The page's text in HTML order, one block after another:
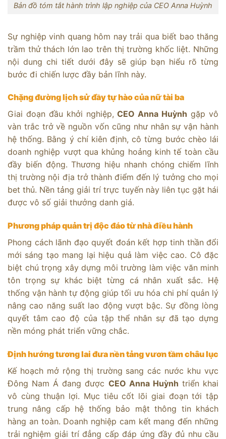
Bản đồ tóm tắt hành trình lập nghiệp của CEO Anna Huỳnh
Sự nghiệp vinh quang hôm nay trải qua biết bao thăng
trầm thử thách lớn lao trên thị trường khốc liệt. Những
nội dung chi tiết dưới đây sẽ giúp bạn hiểu rõ từng
bước đi chiến lược đầy bản lĩnh này.
Chặng đường lịch sử đầy tự hào của nữ tài ba
Giai đoạn đầu khởi nghiệp,CEO Anna Huỳnh gặp vô
vàn trắc trở về nguồn vốn cũng như nhân sự vận hành
hệ thống. Bằng ý chí kiên định, cô từng bước chèo lái
doanh nghiệp vượt qua khủng hoảng kinh tế toàn cầu
đầy biến động. Thương hiệu nhanh chóng chiếm lĩnh
thị trường nội địa trở thành điểm đến lý tưởng cho mọi
bet thủ. Nền tảng giải trí trực tuyến này liên tục gặt hái
được vô số giải thưởng danh giá.
Phương pháp quản trị độc đáo từ nhà điều hành
Phong cách lãnh đạo quyết đoán kết hợp tinh thần đổi
mới sáng tạo mang lại hiệu quả làm việc cao. Cô đặc
biệt chú trọng xây dựng môi trường làm việc văn minh
tôn trọng sự khác biệt từng cá nhân xuất sắc. Hệ
thống vận hành tự động giúp tối ưu hóa chi phí quản lý
nâng cao năng suất lao động vượt bậc. Sự đồng lòng
quyết tâm cao độ của tập thể nhân sự đã tạo dựng
nền móng phát triển vững chắc.
Định hướng tương lai đưa nền tảng vươn tầm châu lục
Kế hoạch mở rộng thị trường sang các nước khu vực
Đông Nam Á đang được CEO Anna Huỳnh triển khai
vô cùng thuận lợi. Mục tiêu cốt lõi giai đoạn tới tập
trung nâng cấp hệ thống bảo mật thông tin khách
hàng an toàn. Doanh nghiệp cam kết mang đến những
trải nghiệm giải trí đẳng cấp đáp ứng đầy đủ nhu cầu